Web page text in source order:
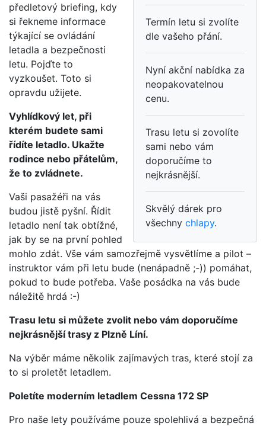
Termín letu si zvolíte
dle vašeho přání.
Nyní akční nabídka za
neopakovatelnou
cenu.
Trasu letu si zovolíte
sami nebo vám
doporučíme to
nejkrásnější.
Skvělý dárek pro
všechny chlapy.
předletový briefing, kdy
si řekneme informace
týkající se ovládání
letadla a bezpečnosti
letu. Pojďte to
vyzkoušet. Toto si
opravdu užijete.
Vyhlídkový let, při
kterém budete sami
řídíte letadlo. Ukažte
rodince nebo přátelům,
že to zvládnete.
Vaši pasažéři na vás
budou jistě pyšní. Řídit
letadlo není tak obtížné,
jak by se na první pohled
mohlo zdát. Vše vám samozřejmě vysvětlíme a pilot –
instruktor vám při letu bude (nenápadně ;-)) pomáhat,
pokud to bude potřeba. Vaše posádka na vás bude
náležitě hrdá :-)
Trasu letu si můžete zvolit nebo vám doporučíme
nejkrásnější trasy z Plzně Líní.
Na výběr máme několik zajímavých tras, které stojí za
to si proletět letadlem.
Poletíte moderním letadlem Cessna 172 SP
Pro naše lety používáme pouze spolehlivá a bezpečná